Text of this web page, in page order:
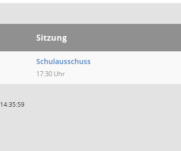
Sitzung
Schulausschuss
17:30 Uhr